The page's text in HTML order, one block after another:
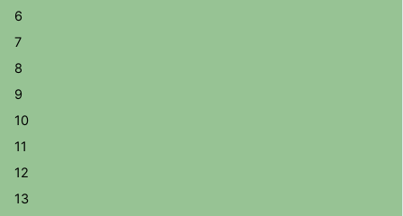
6
7
8
9
10
11
12
13